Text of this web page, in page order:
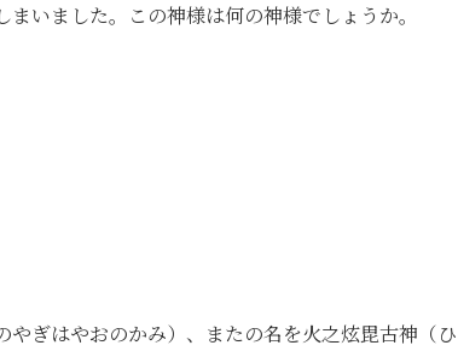
いました。この神様は何の神様でしょうか。
やぎはやおのかみ）、またの名を火之炫毘古神（